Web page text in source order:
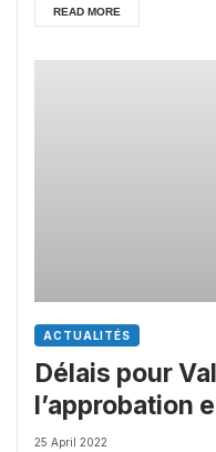
READ MORE
ACTUALITÉS
Délais pour
l’approbation
vaccin COVID-
25 April 2022